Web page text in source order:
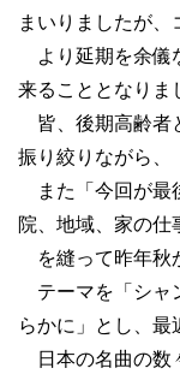
まいりましたが、
より延期を余儀
来ることとなりま
皆、後期高齢者
振り絞りながら、
また「今回が最
院、地域、家の仕
を縫って昨年秋
テーマを「シャ
らかに」とし、最
日本の名曲の数